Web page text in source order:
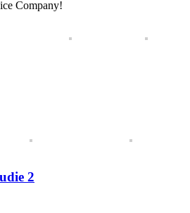
Company!
2